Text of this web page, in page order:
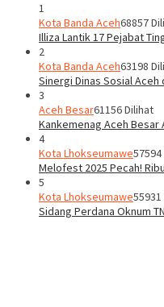
1
Kota Banda Aceh68857
Illiza Lantik 17 Pejabat
2
Kota Banda Aceh63198
Sinergi Dinas Sosial
3
Aceh Besar61156 Dilihat
Kankemenag Aceh
4
Kota Lhokseumawe
Melofest 2025 Pecah!
5
Kota Lhokseumawe
Sidang Perdana Oknum